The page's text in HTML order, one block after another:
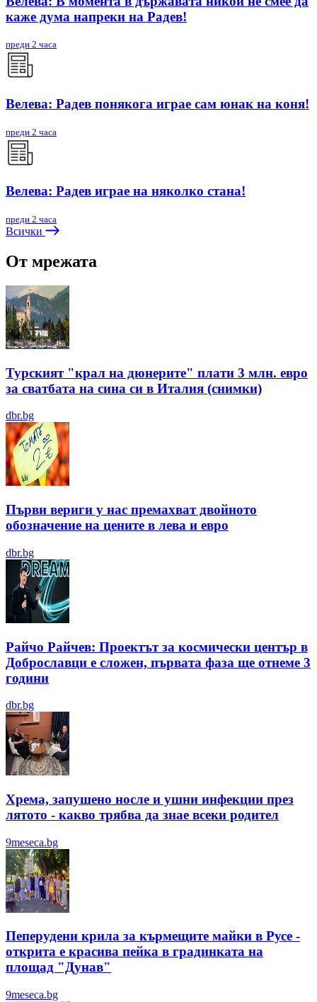
каже дума напреки на Радев!
преди 2 часа
Велева: Радев понякога играе сам юнак на коня!
преди 2 часа
Велева: Радев играе на няколко стана!
преди 2 часа
Всички
От мрежата
Турският "крал на дюнерите" плати 3 млн. евро
за сватбата на сина си в Италия (снимки)
dbr.bg
Първи вериги у нас премахват двойното
обозначение на цените в лева и евро
dbr.bg
Райчо Райчев: Проектът за космически център в
Доброславци е сложен, първата фаза ще отнеме 3
години
dbr.bg
Хрема, запушено носле и ушни инфекции през
лятотo - какво трябва да знае всеки родител
9meseca.bg
Пеперудени крила за кърмещите майки в Русе -
открита е красива пейка в градинката на
площад "Дунав"
9meseca.bg